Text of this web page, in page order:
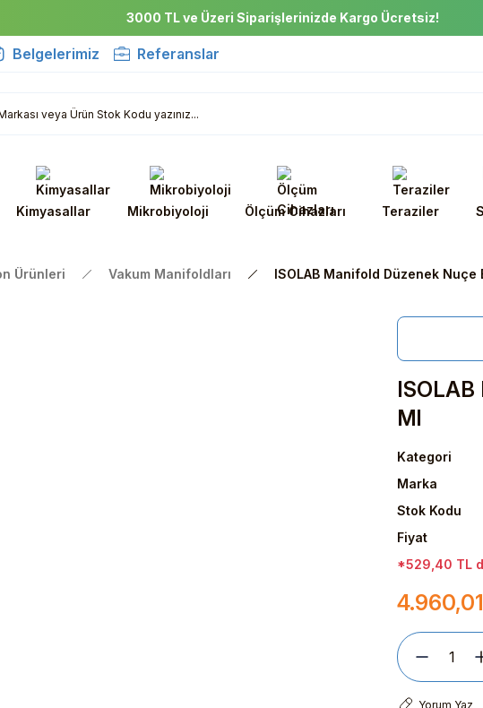
3000 TL ve Üzeri Siparişlerinizde Kargo Ücretsiz!
Belgelerimiz Referanslar
Kimyasallar Mikrobiyoloji Ölçüm Cihazları Teraziler
Ürünleri Vakum Manifoldları ISOLAB Manifold Düzenek
Ml
Kategori
Marka
Stok Kodu
Fiyat
*529,40 TL
Yorum Yaz